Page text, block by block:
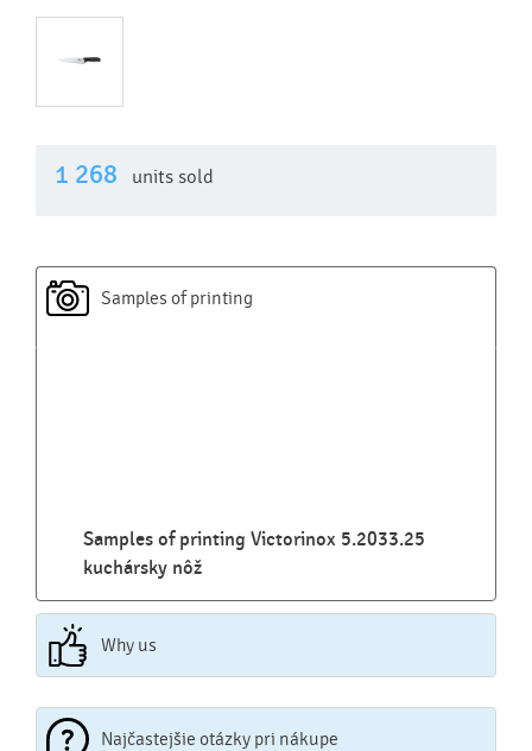
1 268 units sold
Samples of printing
Samples of printing Victorinox 5.2033.25
kuchársky nôž
Why us
Najčastejšie otázky pri nákupe